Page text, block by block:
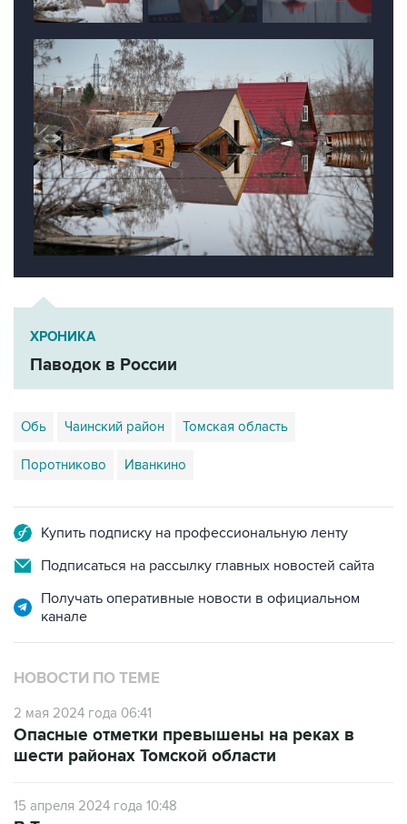
ХРОНИКА
Паводок в России
Обь Чаинский район Томская область
Поротниково Иванкино
Подписаться на рассылку главных новостей сайта
Получать оперативные новости в официальном
НОВОСТИ ПО ТЕМЕ
2 мая 2024 года 06:41
шести районах Томской области
15 апреля 2024 года 10:48
и размывает дамбу